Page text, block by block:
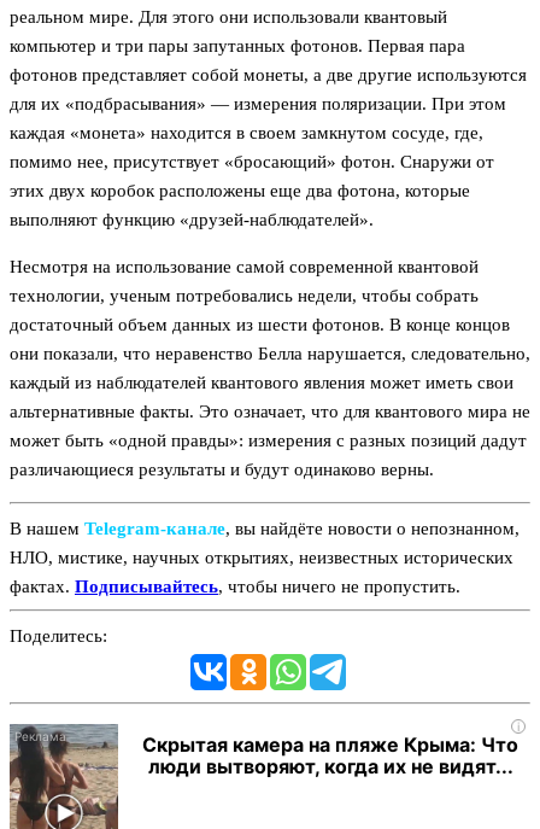
реальном мире. Для этого они использовали квантовый
компьютер и три пары запутанных фотонов. Первая пара
фотонов представляет собой монеты, а две другие используются
для их «подбрасывания» — измерения поляризации. При этом
каждая «монета» находится в своем замкнутом сосуде, где,
помимо нее, присутствует «бросающий» фотон. Снаружи от
этих двух коробок расположены еще два фотона, которые
выполняют функцию «друзей-наблюдателей».
Несмотря на использование самой современной квантовой
технологии, ученым потребовались недели, чтобы собрать
достаточный объем данных из шести фотонов. В конце концов
они показали, что неравенство Белла нарушается, следовательно,
каждый из наблюдателей квантового явления может иметь свои
альтернативные факты. Это означает, что для квантового мира не
может быть «одной правды»: измерения с разных позиций дадут
различающиеся результаты и будут одинаково верны.
В нашем Telegram‑канале, вы найдёте новости о непознанном,
НЛО, мистике, научных открытиях, неизвестных исторических
фактах. Подписывайтесь, чтобы ничего не пропустить.
Поделитесь:
i
Скрытая камера на пляже Крыма: Что
люди вытворяют, когда их не видят...